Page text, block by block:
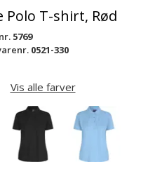
Polo T-shirt, Rød
5769
0521-330
Vis alle farver